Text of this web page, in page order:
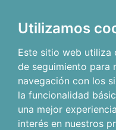
Utilizamos
Este sitio web utiliza
de seguimiento para
navegación con los
la funcionalidad
una mejor
interés en nuestros